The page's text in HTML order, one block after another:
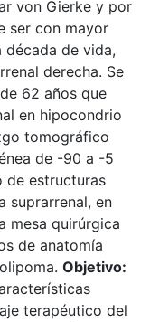
von Gierke y por
ser con mayor
década de vida,
derecha. Se
62 años que
en hipocondrio
tomográfico
de -90 a -5
de estructuras
suprarrenal, en
mesa quirúrgica
de anatomía
Objetivo:
terapéutico del